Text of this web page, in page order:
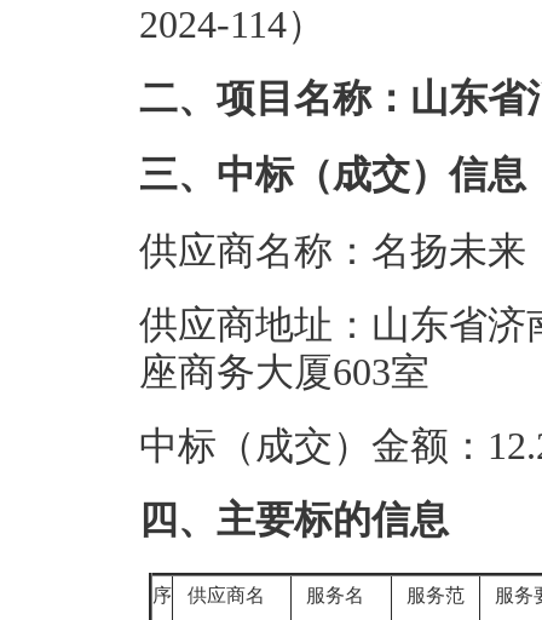
2024-114）
二、项目名称：山东
三、中标（成交）信息
供应商名称：名扬未
供应商地址：山东省济
座商务大厦603室
中标（成交）金额：
四、主要标的信息
序 供应商名
服务名
服务范
服务